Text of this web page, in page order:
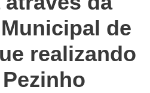
de
realizando